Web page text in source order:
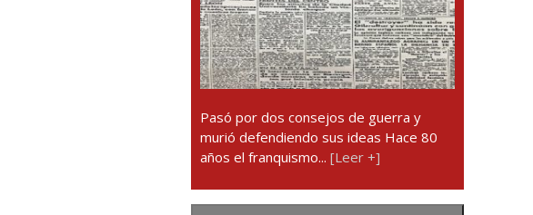
Pasó por dos consejos de guerra y
murió defendiendo sus ideas Hace 80
años el franquismo...[Leer +]